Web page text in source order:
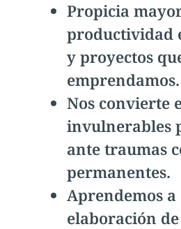
Propicia
productividad
y proyectos
emprendamos.
Nos convierte
invulnerables
ante traumas
permanentes.
Aprendemos
elaboración